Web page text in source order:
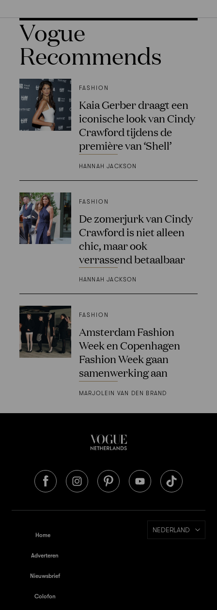
Vogue
Recommends
FASHION
Kaia Gerber draagt een
iconische look van Cindy
Crawford tijdens de
première van ‘Shell’
HANNAH JACKSON
FASHION
De zomerjurk van Cindy
Crawford is niet alleen
chic, maar ook
verrassend betaalbaar
HANNAH JACKSON
FASHION
Amsterdam Fashion
Week en Copenhagen
Fashion Week gaan
samenwerking aan
MARJOLEIN VAN DEN BRAND
Home
Adverteren
Nieuwsbrief
Colofon
NEDERLAND